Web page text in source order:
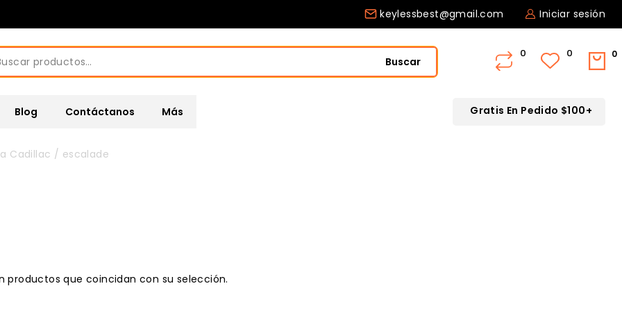
keylessbest@gmail.com Iniciar sesión
Buscar
0
Blog Contáctanos Más Gratis En Pedido $100+
Cadillac / escalade
productos que coincidan con su selección.